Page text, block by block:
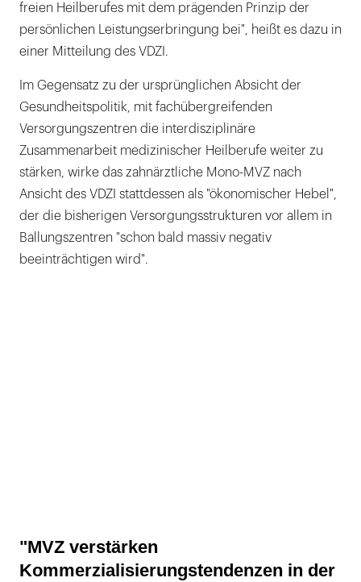
freien Heilberufes mit dem prägenden Prinzip der
persönlichen Leistungserbringung bei", heißt es dazu in
einer Mitteilung des VDZI.
Im Gegensatz zu der ursprünglichen Absicht der
Gesundheitspolitik, mit fachübergreifenden
Versorgungszentren die interdisziplinäre
Zusammenarbeit medizinischer Heilberufe weiter zu
stärken, wirke das zahnärztliche Mono-MVZ nach
Ansicht des VDZI stattdessen als "ökonomischer Hebel",
der die bisherigen Versorgungsstrukturen vor allem in
Ballungszentren "schon bald massiv negativ
beeinträchtigen wird".
"MVZ verstärken
Kommerzialisierungstendenzen in der